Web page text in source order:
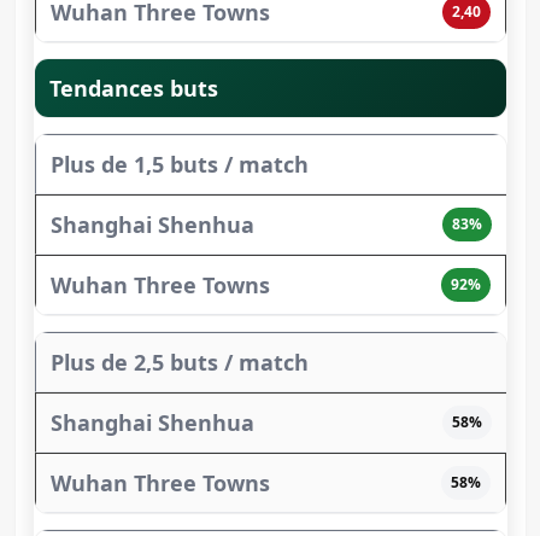
2,40
Tendances buts
Plus de 1,5 buts / match
83%
92%
Plus de 2,5 buts / match
58%
58%